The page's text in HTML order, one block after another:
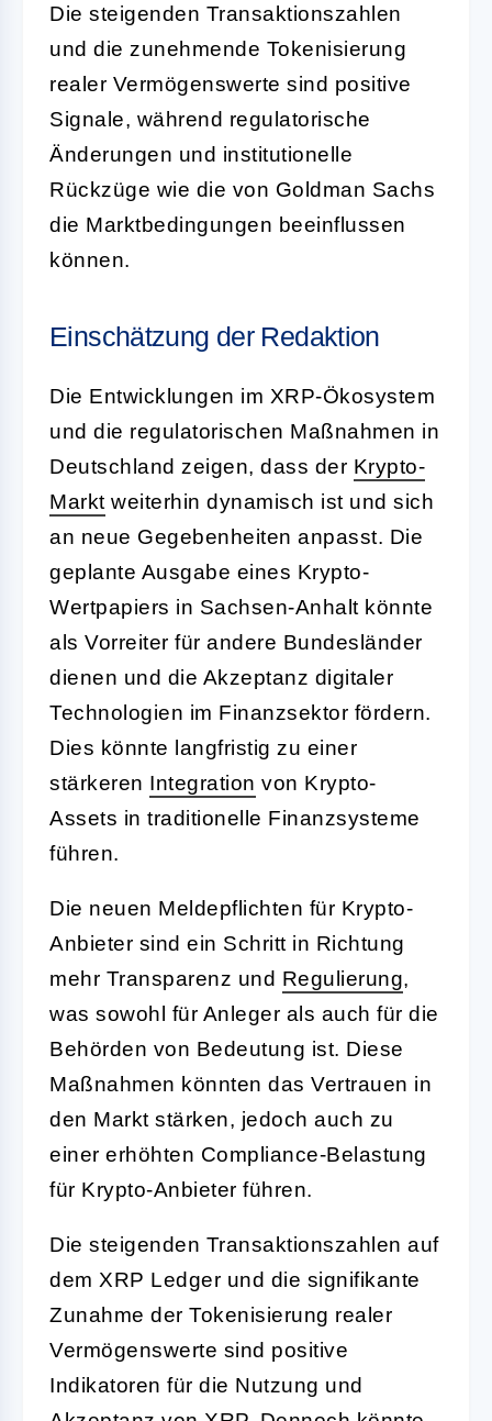
Die steigenden Transaktionszahlen
und die zunehmende Tokenisierung
realer Vermögenswerte sind positive
Signale, während regulatorische
Änderungen und institutionelle
Rückzüge wie die von Goldman Sachs
die Marktbedingungen beeinflussen
können.
Einschätzung der Redaktion
Die Entwicklungen im XRP-Ökosystem
und die regulatorischen Maßnahmen in
Deutschland zeigen, dass der Krypto-
Markt weiterhin dynamisch ist und sich
an neue Gegebenheiten anpasst. Die
geplante Ausgabe eines Krypto-
Wertpapiers in Sachsen-Anhalt könnte
als Vorreiter für andere Bundesländer
dienen und die Akzeptanz digitaler
Technologien im Finanzsektor fördern.
Dies könnte langfristig zu einer
stärkeren Integration von Krypto-
Assets in traditionelle Finanzsysteme
führen.
Die neuen Meldepflichten für Krypto-
Anbieter sind ein Schritt in Richtung
mehr Transparenz und Regulierung,
was sowohl für Anleger als auch für die
Behörden von Bedeutung ist. Diese
Maßnahmen könnten das Vertrauen in
den Markt stärken, jedoch auch zu
einer erhöhten Compliance-Belastung
für Krypto-Anbieter führen.
Die steigenden Transaktionszahlen auf
dem XRP Ledger und die signifikante
Zunahme der Tokenisierung realer
Vermögenswerte sind positive
Indikatoren für die Nutzung und